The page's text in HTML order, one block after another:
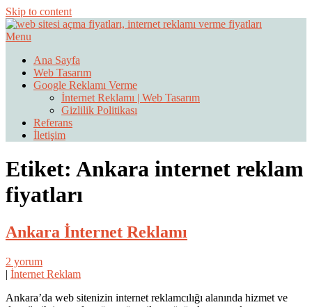
Skip to content
Web Sitesi Açma, İnternet Sitesi
Fiyatları
Menu
Ana Sayfa
Web Tasarım
Google Reklamı Verme
İnternet Reklamı | Web Tasarım
Gizlilik Politikası
Referans
İletişim
Etiket: Ankara internet reklam
fiyatları
Ankara İnternet Reklamı
2 yorum
| İnternet Reklam
Ankara’da web sitenizin internet reklamcılığı alanında hizmet ve